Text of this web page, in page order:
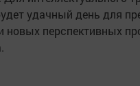
удачный день для
новых перспективных